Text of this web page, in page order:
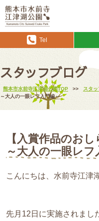
Tel
スタッフブログ
熊本市水前寺江津湖公園TOP >> スタ
～大人の一眼レフ入門編～
【入賞作品のお
～大人の一眼レフ
こんにちは、水前寺江津
先月12日に実施されまし